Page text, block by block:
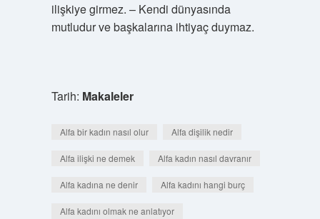
ilişkiye girmez. – Kendi dünyasında
mutludur ve başkalarına ihtiyaç duymaz.
Tarih: Makaleler
Alfa bir kadın nasıl olur Alfa dişilik nedir
Alfa ilişki ne demek Alfa kadın nasıl davranır
Alfa kadına ne denir Alfa kadını hangi burç
Alfa kadını olmak ne anlatıyor